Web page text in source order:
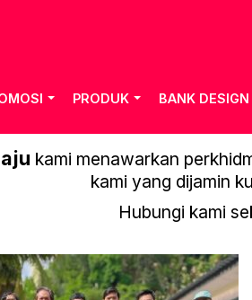
PRODUK BANK DESIGN
kami menawarkan
kami yang dijamin
Hubungi kami